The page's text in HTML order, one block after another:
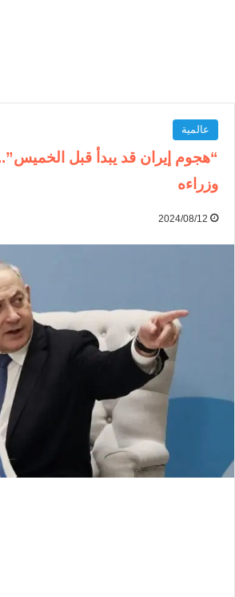
عالمية
“هجوم إيران قد يبدأ قبل الخميس”..
وزراءه
2024/08/12